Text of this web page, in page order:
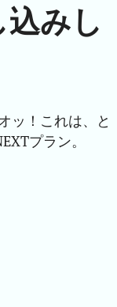
みし
ッ！これは、と
プラン。